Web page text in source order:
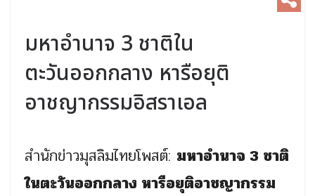
มหาอำนาจ 3 ชาติใน
ตะวันออกกลาง หารือยุติ
อาชญากรรมอิสราเอล
สำนักข่าวมุสลิมไทยโพสต์: มหาอำนาจ 3 ชาติ
ในตะวันออกกลาง หารือยุติอาชญากรรม